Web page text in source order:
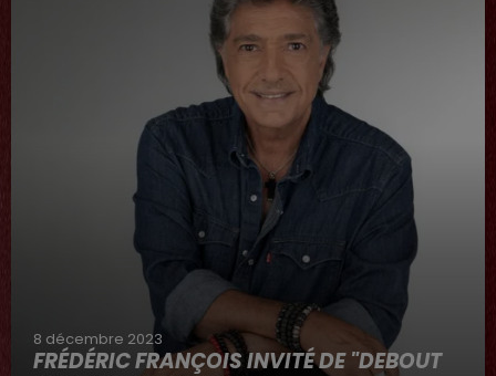
8 décembre 2023
FRÉDÉRIC FRANÇOIS INVITÉ DE "DEBOUT